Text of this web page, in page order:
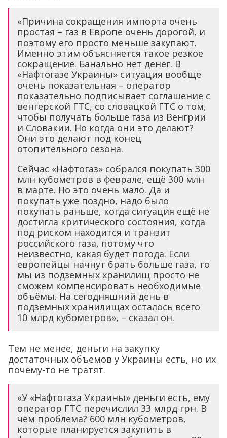
«Причина сокращения импорта очень
простая – газ в Европе очень дорогой, и
поэтому его просто меньше закупают.
Именно этим объясняется такое резкое
сокращение. Банально нет денег. В
«Нафтогазе Украины» ситуация вообще
очень показательная – оператор
показательно подписывает соглашение с
венгерской ГТС, со словацкой ГТС о том,
чтобы получать больше газа из Венгрии
и Словакии. Но когда они это делают?
Они это делают под конец
отопительного сезона.
Сейчас «Нафтогаз» собрался покупать 300
млн кубометров в феврале, ещё 300 млн
в марте. Но это очень мало. Да и
покупать уже поздно, надо было
покупать раньше, когда ситуация ещё не
достигла критического состояния, когда
под риском находится и транзит
российского газа, потому что
неизвестно, какая будет погода. Если
европейцы начнут брать больше газа, то
мы из подземных хранилищ просто не
сможем компенсировать необходимые
объёмы. На сегодняшний день в
подземных хранилищах осталось всего
10 млрд кубометров», – сказал он.
Тем не менее, деньги на закупку
достаточных объемов у Украины есть, но их
почему-то не тратят.
«У «Нафтогаза Украины» деньги есть, ему
оператор ГТС перечислил 33 млрд грн. В
чём проблема? 600 млн кубометров,
которые планируется закупить в